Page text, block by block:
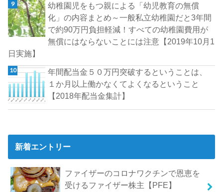
幼稚園児をもつ親による「幼児教育の無償
化」の内容まとめ～一般私立幼稚園だと3年間
で約90万円負担軽減！すべての幼稚園費用が
無償にはならないことには注意【2019年10月1
日実施】
年間配当金５０万円突破するということは、
１か月以上働かなくてよくなるということ
【2018年配当金集計】
新着エントリー
ファイザーのコロナワクチンで恩恵を
受けるファイザー株主【PFE】